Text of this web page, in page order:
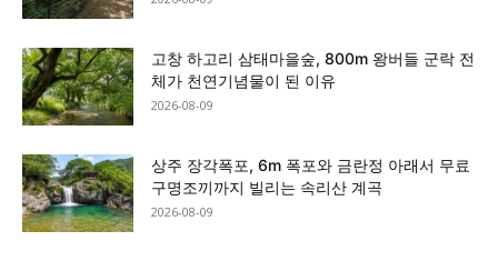
고창 하고리 삼태마을숲, 800m 왕버들 군락 전
체가 천연기념물이 된 이유
2026-08-09
상주 장각폭포, 6m 폭포와 금란정 아래서 무료
구명조끼까지 빌리는 속리산 계곡
2026-08-09